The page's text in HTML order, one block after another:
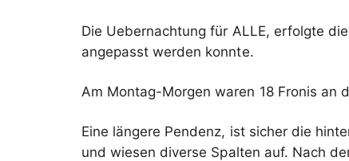
Die Uebernachtung für ALLE, erfolgte
angepasst werden konnte.
Am Montag-Morgen waren 18 Fronis an
Eine längere Pendenz, ist sicher die
und wiesen diverse Spalten auf. Nach